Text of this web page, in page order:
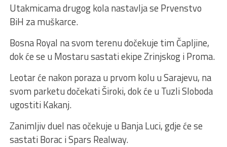
Utakmicama drugog kola nastavlja se Prvenstvo
BiH za muškarce.
Bosna Royal na svom terenu dočekuje tim Čapljine,
dok će se u Mostaru sastati ekipe Zrinjskog i Proma.
Leotar će nakon poraza u prvom kolu u Sarajevu, na
svom parketu dočekati Široki, dok će u Tuzli Sloboda
ugostiti Kakanj.
Zanimljiv duel nas očekuje u Banja Luci, gdje će se
sastati Borac i Spars Realway.